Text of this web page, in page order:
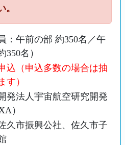
。
：午前の部 約350名／午
名）
込（申込多数の場合は抽
す）
発法人宇宙航空研究開発
）
久市振興公社、佐久市子